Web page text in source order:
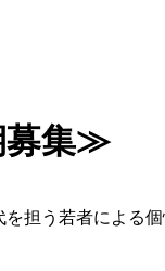
募集≫
担う若者による